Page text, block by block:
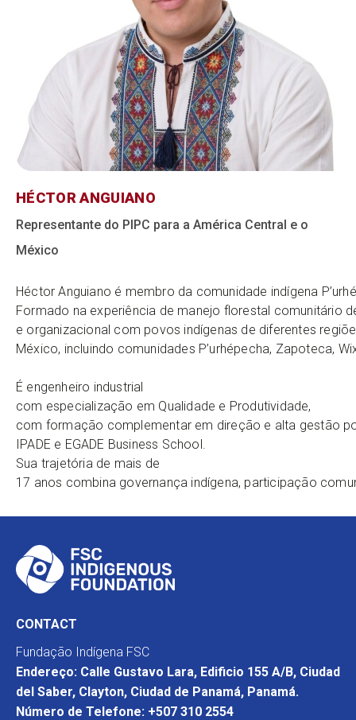
HÉCTOR ANGUIANO
Representante do PIPC para a América Central e o
México
Héctor Anguiano é membro da comunidade indígena
Formado na experiência de manejo florestal comunitário
e organizacional com povos indígenas de diferentes
México, incluindo comunidades P’urhépecha, Zapoteca,
É engenheiro industrial
com especialização em Qualidade e Produtividade,
com formação complementar em direção e alta gestão
IPADE e EGADE Business School.
Sua trajetória de mais de
17 anos combina governança indígena, participação
CONTACT
Fundação Indígena FSC
Endereço: Calle Gustavo Lara, Edificio 155 A/B, Ciudad
del Saber, Clayton, Ciudad de Panamá, Panamá.
Número de Telefone: +507 310 2554